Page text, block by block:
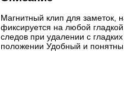
Магнитный клип для заметок,
фиксируется на любой
следов при удалении с
положении Удобный и